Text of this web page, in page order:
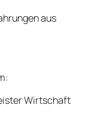
aus
Wirtschaft